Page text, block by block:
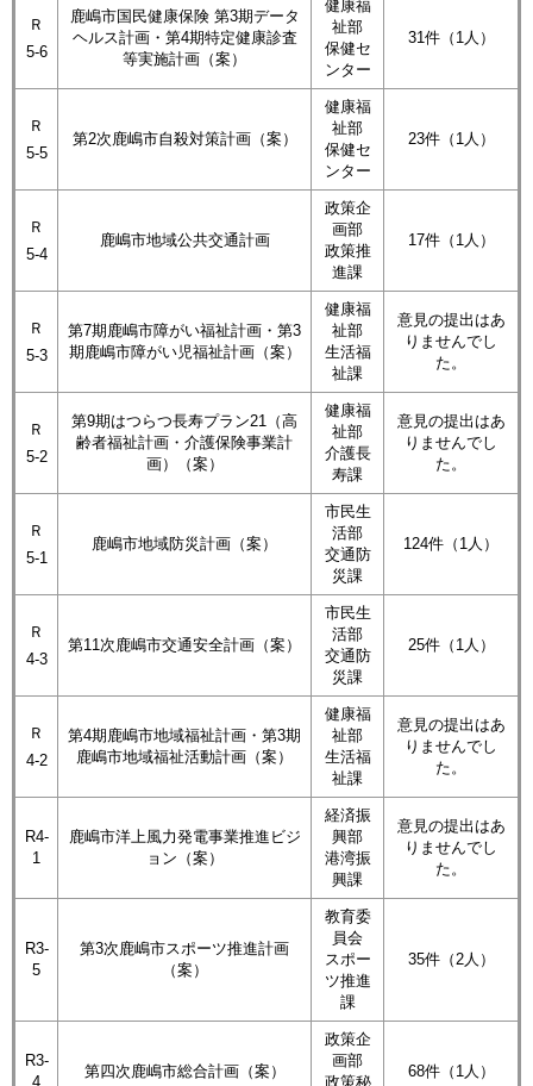
Ｒ
5-6
鹿嶋市国民健康保険 第3期データ
ヘルス計画・第4期特定健康診査
等実施計画（案）
健康福
祉部
保健セ
ンター​
31件（1人）
Ｒ
5-5
第2次鹿嶋市自殺対策計画（案）
健康福
祉部
保健セ
ンター​
23件（1人）
Ｒ
5-4
鹿嶋市地域公共交通計画
政策企
画部
政策推
進課
17件（1人）
Ｒ
5-3
第7期鹿嶋市障がい福祉計画・第3
期鹿嶋市障がい児福祉計画（案）
健康福
祉部
生活福
祉課
意見の提出はあ
りませんでし
た。
Ｒ
5-2
第9期はつらつ長寿プラン21（高
齢者福祉計画・介護保険事業計
画）（案）
健康福
祉部
介護長
寿課
意見の提出はあ
りませんでし
た。
Ｒ
5-1
鹿嶋市地域防災計画（案）
市民生
活部
交通防
災課
124件（1人）
Ｒ
4-3
第11次鹿嶋市交通安全計画（案）
市民生
活部
交通防
災課
25件（1人）
Ｒ
4-2
第4期鹿嶋市地域福祉計画・第3期
鹿嶋市地域福祉活動計画（案）
健康福
祉部
生活福
祉課
意見の提出はあ
りませんでし
た。
R4-
1
鹿嶋市洋上風力発電事業推進ビジ
ョン（案）
経済振
興部
港湾振
興課
意見の提出はあ
りませんでし
た。
R3-
5
第3次鹿嶋市スポーツ推進計画
（案）​
教育委
員会
スポー
ツ推進
課​​​
35件（2人）
R3-
4
第四次鹿嶋市総合計画（案）
政策企
画部
政策秘
68件（1人）